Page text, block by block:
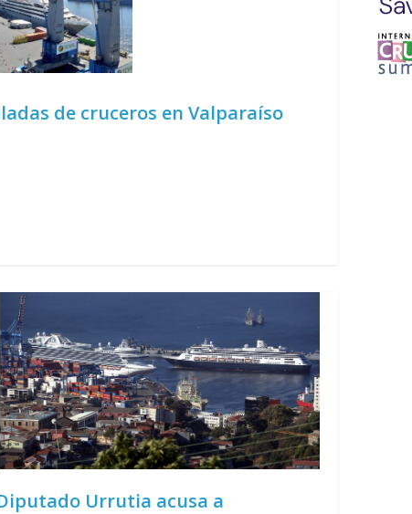
de cruceros en Valparaíso
Urrutia acusa a